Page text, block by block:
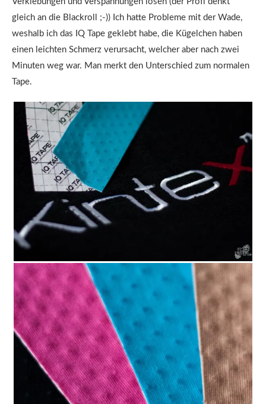
gleich an die Blackroll ;-)) Ich hatte Probleme mit der Wade,
weshalb ich das IQ Tape geklebt habe, die Kügelchen haben
einen leichten Schmerz verursacht, welcher aber nach zwei
Minuten weg war. Man merkt den Unterschied zum normalen
Tape.